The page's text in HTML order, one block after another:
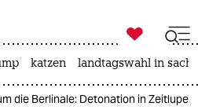
ich
ich

taz zahl ich
katzen landtagswahl in
die Berlinale: Detonation in Zeitlupe